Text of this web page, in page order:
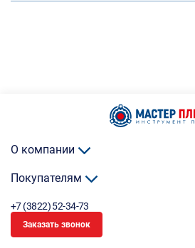
О компании
Покупателям
+7 (3822) 52-34-73
Заказать звонок